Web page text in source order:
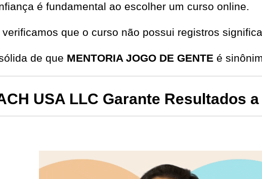
é fundamental ao escolher um curso online.
que o curso não possui registros
de que MENTORIA JOGO DE GENTE é
USA LLC Garante Resultados